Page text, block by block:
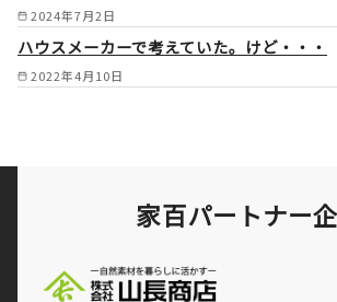
2024年7月2日
2022年4月10日
ハウスメーカーで考えていた。けど・・・
家百パートナー